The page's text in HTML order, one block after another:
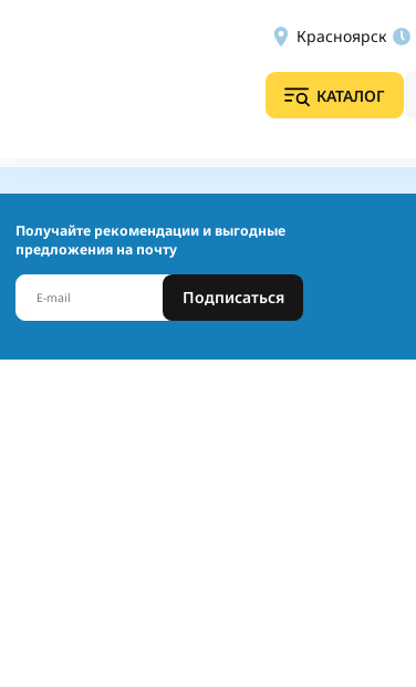
Красноярск
КАТАЛОГ
Получайте рекомендации и выгодные
предложения на почту
Подписаться